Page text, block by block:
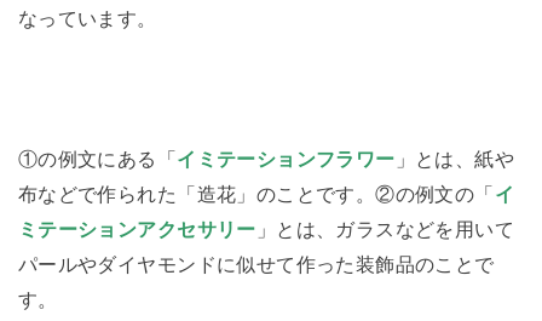
なっています。
①の例文にある「イミテーションフラワー 」とは、紙や
布などで作られた「造花」のことです。②の例文の「イ
ミテーションアクセサリー 」とは、ガラスなどを用いて
パールやダイヤモンドに似せて作った装飾品のことで
す。